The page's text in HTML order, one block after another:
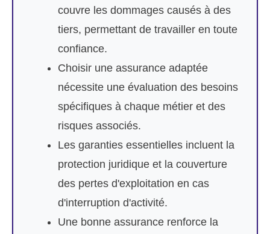
couvre les dommages causés à des
tiers, permettant de travailler en toute
confiance.
Choisir une assurance adaptée
nécessite une évaluation des besoins
spécifiques à chaque métier et des
risques associés.
Les garanties essentielles incluent la
protection juridique et la couverture
des pertes d'exploitation en cas
d'interruption d'activité.
Une bonne assurance renforce la